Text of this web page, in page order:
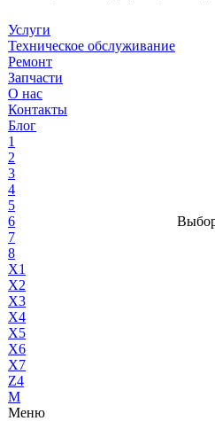
Услуги
Техническое обслуживание
Ремонт
Запчасти
О нас
Контакты
Блог
1
2
3
4
5
6
7
8
X1
X2
X3
X4
X5
X6
X7
Z4
М
Меню